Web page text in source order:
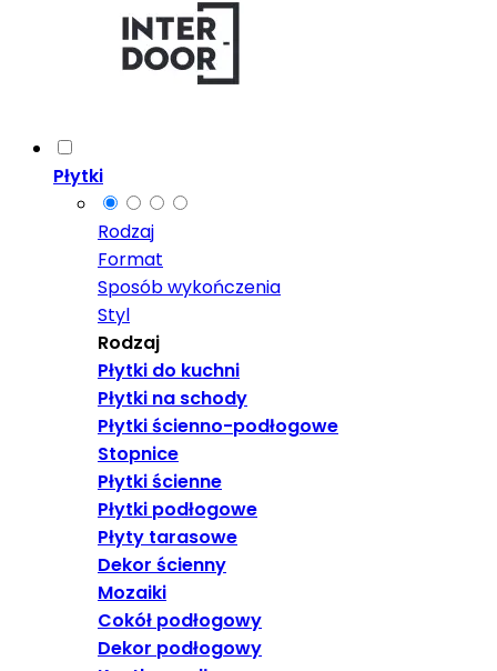
Płytki
Rodzaj
Format
Sposób wykończenia
Styl
Rodzaj
Płytki do kuchni
Płytki na schody
Płytki ścienno-podłogowe
Stopnice
Płytki ścienne
Płytki podłogowe
Płyty tarasowe
Dekor ścienny
Mozaiki
Cokół podłogowy
Dekor podłogowy